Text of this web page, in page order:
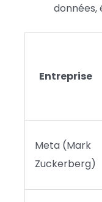
données,
Entreprise
Meta (Mark
Zuckerberg)